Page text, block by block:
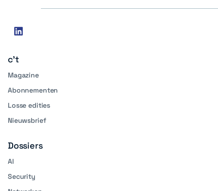
Social
linkedin
c't
Magazine
Abonnementen
Losse edities
Nieuwsbrief
Dossiers
AI
Security